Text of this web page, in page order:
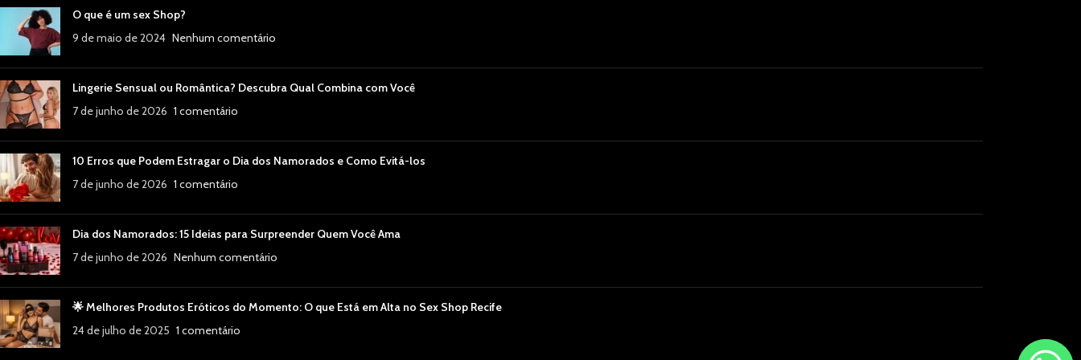
O que é um sex Shop?
9 de maio de 2024 Nenhum comentário
Lingerie Sensual ou Romântica? Descubra Qual Combina com Você
7 de junho de 2026 1 comentário
10 Erros que Podem Estragar o Dia dos Namorados e Como Evitá-los
7 de junho de 2026 1 comentário
Dia dos Namorados: 15 Ideias para Surpreender Quem Você Ama
7 de junho de 2026 Nenhum comentário
🌟 Melhores Produtos Eróticos do Momento: O que Está em Alta no Sex Shop Recife
24 de julho de 2025 1 comentário